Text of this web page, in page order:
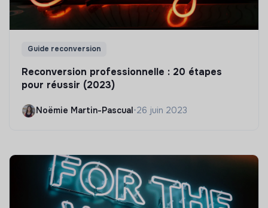
Guide reconversion
Reconversion professionnelle : 20 étapes
pour réussir (2023)
Noëmie Martin-Pascual•26 juin 2023